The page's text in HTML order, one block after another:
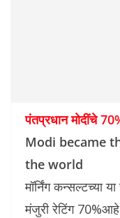
पंतप्रधान मोदींचे
Modi became
the world
मॉर्निंग कन्सल्टच्या या
मंजुरी रेटिंग 70%आहे.